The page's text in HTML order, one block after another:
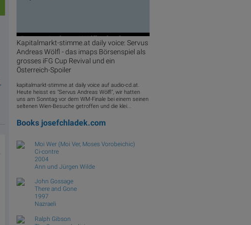
,
Kapitalmarkt-stimme.at daily voice: Servus
Andreas Wölfl - das imaps Börsenspiel als
grosses iFG Cup Revival und ein
Österreich-Spoiler
kapitalmarkt-stimme.at daily voice auf audio-cd.at.
Heute heisst es "Servus Andreas Wölfl", wir hatten
uns am Sonntag vor dem WM-Finale bei einem seinen
seltenen Wien-Besuche getroffen und die klei...
Books josefchladek.com
Moi Wer (Moi Ver, Moses Vorobeichic)
Ci-contre
2004
Ann und Jürgen Wilde
John Gossage
There and Gone
1997
Nazraeli
Ralph Gibson